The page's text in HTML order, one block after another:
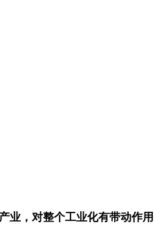
业，对整个工业化有带动作